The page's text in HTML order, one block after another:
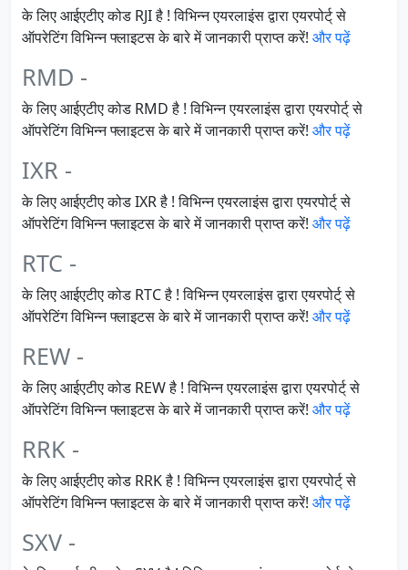
के लिए आईएटीए कोड RJI है ! विभिन्न एयरलाइंस द्वारा एयरपोर्ट् से
ऑपरेटिंग विभिन्न फ्लाइटस के बारे में जानकारी प्राप्त करें! और पढ़ें
RMD -
के लिए आईएटीए कोड RMD है ! विभिन्न एयरलाइंस द्वारा एयरपोर्ट् से
ऑपरेटिंग विभिन्न फ्लाइटस के बारे में जानकारी प्राप्त करें! और पढ़ें
IXR -
के लिए आईएटीए कोड IXR है ! विभिन्न एयरलाइंस द्वारा एयरपोर्ट् से
ऑपरेटिंग विभिन्न फ्लाइटस के बारे में जानकारी प्राप्त करें! और पढ़ें
RTC -
के लिए आईएटीए कोड RTC है ! विभिन्न एयरलाइंस द्वारा एयरपोर्ट् से
ऑपरेटिंग विभिन्न फ्लाइटस के बारे में जानकारी प्राप्त करें! और पढ़ें
REW -
के लिए आईएटीए कोड REW है ! विभिन्न एयरलाइंस द्वारा एयरपोर्ट् से
ऑपरेटिंग विभिन्न फ्लाइटस के बारे में जानकारी प्राप्त करें! और पढ़ें
RRK -
के लिए आईएटीए कोड RRK है ! विभिन्न एयरलाइंस द्वारा एयरपोर्ट् से
ऑपरेटिंग विभिन्न फ्लाइटस के बारे में जानकारी प्राप्त करें! और पढ़ें
SXV -